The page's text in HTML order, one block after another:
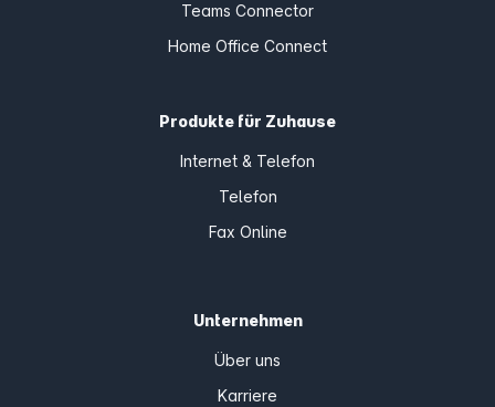
Teams Connector
Home Office Connect
Produkte für Zuhause
Internet & Telefon
Telefon
Fax Online
Unternehmen
Über uns
Karriere